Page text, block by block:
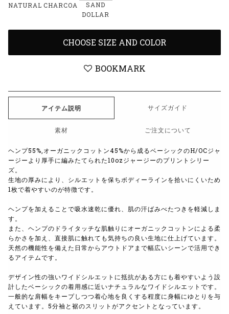
NATURAL CHARCOAL
SAND
DOLLAR
CHOOSE SIZE AND COLOR
BOOKMARK
アイテム説明 サイズガイド
素材 ご注文について
ヘンプ55%,オーガニックコットン45%から成るベーシックのH/OCジャ
ージーより厚手に編みたてられた10ozジャージーのプリントシリー
ズ。
生地の厚みにより、シルエットを保ちボディーラインを拾いにくいため
1枚で着やすいのが特徴です。
ヘンプを加えることで吸水速乾に優れ、肌の汗ばみべたつきを軽減しま
す。
また、ヘンプのドライタッチな肌触りにオーガニックコットンによる柔
らかさを加え、直接肌に触れても気持ちの良い生地に仕上げています。
天然の機能性を備えた日常からアウトドアまで幅広いシーンで活用でき
るアイテムです。
デザイン性の強いワイドシルエットに抵抗がある方にも着やすいよう設
計したベーシックの着用感に近いナチュラルなワイドシルエットです。
一般的な肩幅をキープしつつ着心地を良くする程度に身幅にゆとりを与
えています。5分袖と裾のスリットがアクセントとなっています。